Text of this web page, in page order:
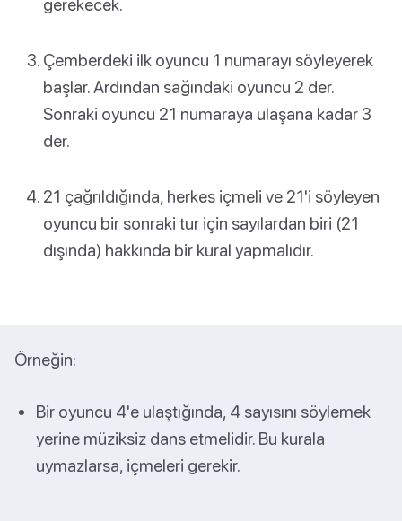
gerekecek.
Çemberdeki ilk oyuncu 1 numarayı söyleyerek
başlar. Ardından sağındaki oyuncu 2 der.
Sonraki oyuncu 21 numaraya ulaşana kadar 3
der.
21 çağrıldığında, herkes içmeli ve 21'i söyleyen
oyuncu bir sonraki tur için sayılardan biri (21
dışında) hakkında bir kural yapmalıdır.
Örneğin:
Bir oyuncu 4'e ulaştığında, 4 sayısını söylemek
yerine müziksiz dans etmelidir. Bu kurala
uymazlarsa, içmeleri gerekir.